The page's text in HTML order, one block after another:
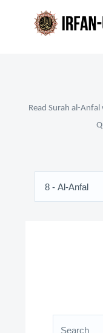
Read Surah al-